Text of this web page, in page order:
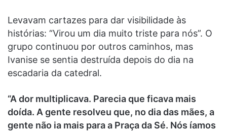
Levavam cartazes para dar visibilidade às
histórias: “Virou um dia muito triste para nós”. O
grupo continuou por outros caminhos, mas
Ivanise se sentia destruída depois do dia na
escadaria da catedral.
“A dor multiplicava. Parecia que ficava mais
doída. A gente resolveu que, no dia das mães, a
gente não ia mais para a Praça da Sé. Nós íamos